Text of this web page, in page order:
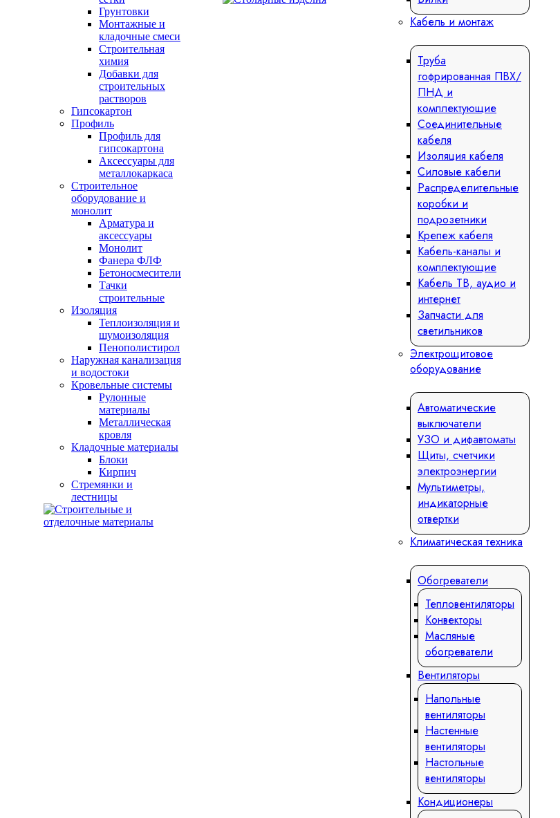
Грунтовки
Монтажные и
кладочные смеси
Строительная
химия
Добавки для
строительных
растворов
Гипсокартон
Профиль
Профиль для
гипсокартона
Аксессуары для
металлокаркаса
Строительное
оборудование и
монолит
Арматура и
аксессуары
Монолит
Фанера ФЛФ
Бетоносмесители
Тачки
строительные
Изоляция
Теплоизоляция и
шумоизоляция
Пенополистирол
Наружная канализация
и водостоки
Кровельные системы
Рулонные
материалы
Металлическая
кровля
Кладочные материалы
Блоки
Кирпич
Стремянки и
лестницы
Кабель и монтаж
Труба
гофрированная ПВХ/
ПНД и
комплектующие
Соединительные
кабеля
Изоляция кабеля
Силовые кабели
Распределительные
коробки и
подрозетники
Крепеж кабеля
Кабель-каналы и
комплектующие
Кабель ТВ, аудио и
интернет
Запчасти для
светильников
Электрощитовое
оборудование
Автоматические
выключатели
УЗО и дифавтоматы
Щиты, счетчики
электроэнергии
Мультиметры,
индикаторные
отвертки
Климатическая техника
Обогреватели
Тепловентиляторы
Конвекторы
Масляные
обогреватели
Вентиляторы
Напольные
вентиляторы
Настенные
вентиляторы
Настольные
вентиляторы
Кондиционеры